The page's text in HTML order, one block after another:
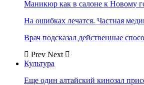
Маникюр как в салоне к Новому
На ошибках лечатся. Частная
Врач подсказал действенные
Prev Next
Культура
Еще один алтайский кинозал